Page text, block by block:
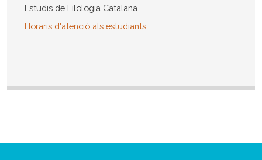
Estudis de Filologia Catalana
Horaris d'atenció als estudiants